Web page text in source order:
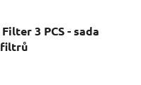
3 PCS - sada
filtrů